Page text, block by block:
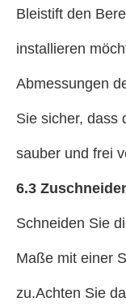
Bleistift den
installieren
Abmessungen
Sie sicher, dass
sauber und frei
6.3
Schneiden Sie
Maße mit einer
zu.Achten Sie